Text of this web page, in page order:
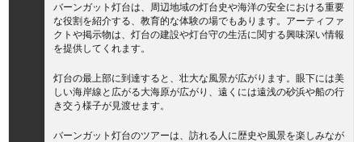
バーンガット灯台は、周辺地域の灯台史や海洋の安全における重要
な役割を紹介する、教育的な体験の場でもあります。アーティファ
クトや掲示物は、灯台の建設や灯台守の生活に関する興味深い情報
を提供してくれます。
灯台の最上部に到達すると、壮大な風景が広がります。眼下には美
しい海岸線と広がる大海原が広がり、遠くには遠浅の砂浜や船の行
き交う様子が見渡せます。
バーンガット灯台のツアーは、訪れる人に歴史や風景を楽しみなが